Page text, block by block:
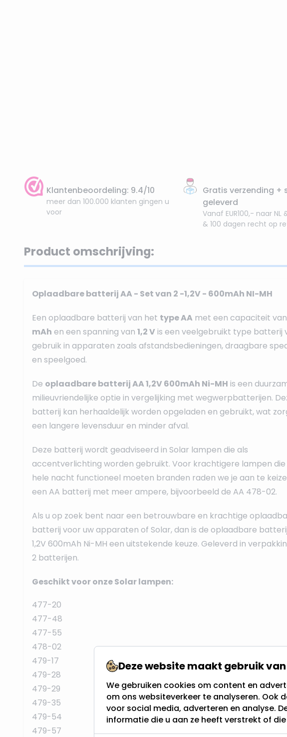
Klantenbeoordeling: 9.4/10
meer dan 100.000 klanten gingen u
voor
Gratis verzending +
geleverd
Vanaf EUR100,- naar NL
& 100 dagen recht op
Product omschrijving:
Oplaadbare batterij AA - Set van 2 -1,2V - 600mAh NI-MH
Een oplaadbare batterij van het type AA met een capaciteit van
mAh en een spanning van 1,2 Vis een veelgebruikt type batterij
gebruik in apparaten zoals afstandsbedieningen, draagbare
en speelgoed.
De oplaadbare batterij AA 1,2V 600mAh Ni-MH is een
milieuvriendelijke optie in vergelijking met wegwerpbatterijen.
batterij kan herhaaldelijk worden opgeladen en gebruikt, wat
een langere levensduur en minder afval.
Deze batterij wordt geadviseerd in Solar lampen die als
accentverlichting worden gebruikt. Voor krachtigere lampen die
hele nacht functioneel moeten branden raden we je aan te
een AA batterij met meer ampere, bijvoorbeeld de AA 478-02.
Als u op zoek bent naar een betrouwbare en krachtige
batterij voor uw apparaten of Solar, dan is de oplaadbare
1,2V 600mAh Ni-MH een uitstekende keuze. Geleverd in
2 batterijen.
Geschikt voor onze Solar lampen:
477-20
477-48
477-55
478-02
479-17
479-28
479-29
479-35
479-54
479-57
Deze website maakt gebruik
We gebruiken cookies om content en
om ons websiteverkeer te analyseren. Ook
voor social media, adverteren en analyse.
informatie die u aan ze heeft verstrekt of